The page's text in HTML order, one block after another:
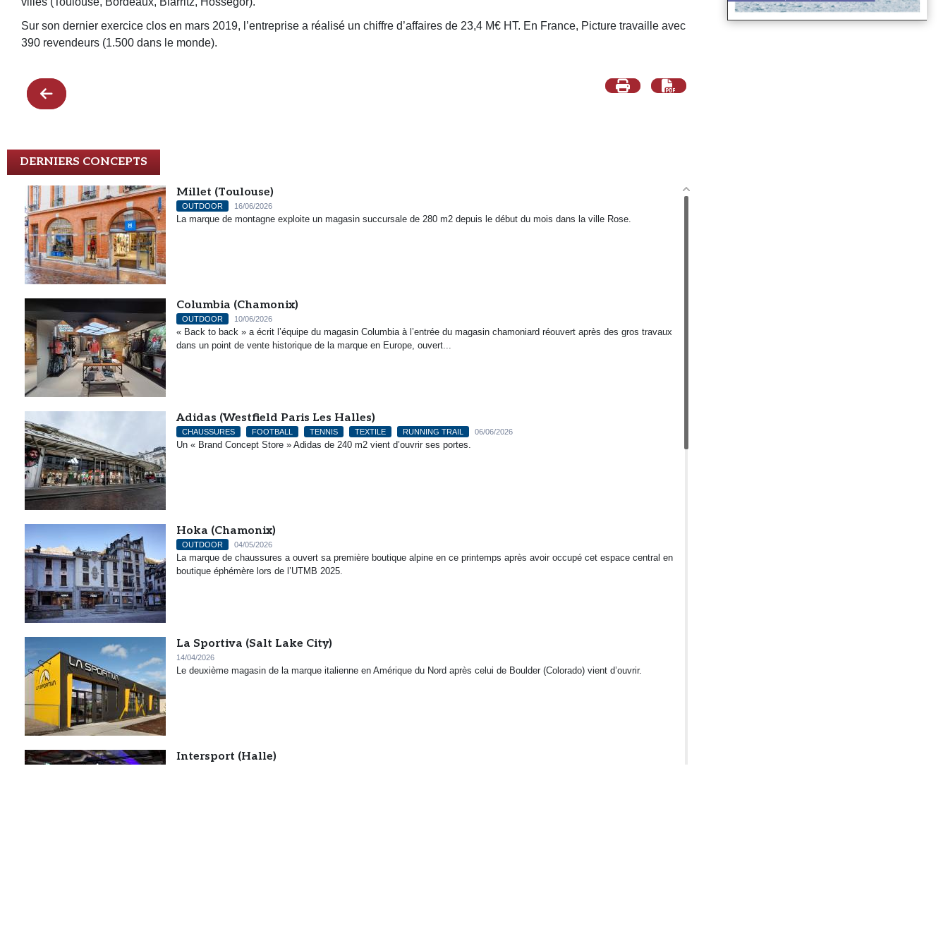
Sur son dernier exercice clos en mars 2019, l’entreprise a réalisé un chiffre d’affaires de 23,4 M€ HT. En France, Picture travaille avec
390 revendeurs (1.500 dans le monde).
DERNIERS CONCEPTS
Millet (Toulouse)
OUTDOOR 16/06/2026
La marque de montagne exploite un magasin succursale de 280 m2 depuis le début du mois dans la ville Rose.
Columbia (Chamonix)
OUTDOOR 10/06/2026
« Back to back » a écrit l’équipe du magasin Columbia à l’entrée du magasin chamoniard réouvert après des gros travaux
dans un point de vente historique de la marque en Europe, ouvert...
Adidas (Westfield Paris Les Halles)
CHAUSSURES FOOTBALL TENNIS TEXTILE RUNNING TRAIL 06/06/2026
Un « Brand Concept Store » Adidas de 240 m2 vient d’ouvrir ses portes.
Hoka (Chamonix)
OUTDOOR 04/05/2026
La marque de chaussures a ouvert sa première boutique alpine en ce printemps après avoir occupé cet espace central en
boutique éphémère lors de l’UTMB 2025.
La Sportiva (Salt Lake City)
14/04/2026
Le deuxième magasin de la marque italienne en Amérique du Nord après celui de Boulder (Colorado) vient d’ouvrir.
Intersport (Halle)